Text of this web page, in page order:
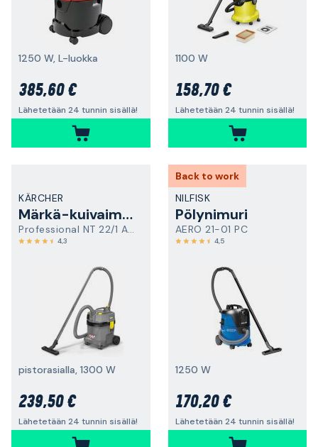
1250 W, L-luokka
385,60 €
Lähetetään 24 tunnin sisällä!
1100 W
158,70 €
Lähetetään 24 tunnin sisällä!
KÄRCHER
Märkä-kuivaimuri
Professional NT 22/1 Ap Te
4,3
pistorasialla, 1300 W
239,50 €
Lähetetään 24 tunnin sisällä!
Back to work
NILFISK
Pölynimuri
AERO 21-01 PC
4,5
1250 W
170,20 €
Lähetetään 24 tunnin sisällä!